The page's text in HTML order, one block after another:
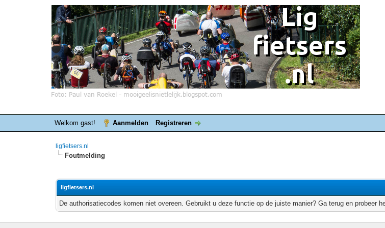
Welkom gast! Aanmelden Registreren
ligfietsers.nl
Foutmelding
ligfietsers.nl
De authorisatiecodes komen niet overeen. Gebruikt u deze functie op de juiste manier? Ga terug en probeer